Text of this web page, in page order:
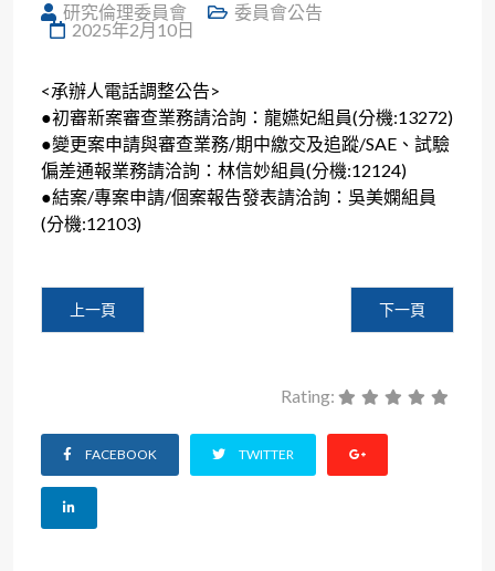
研究倫理委員會
委員會公告
2025年2月10日
<承辦人電話調整公告>
●初審新案審查業務請洽詢：龍嬿妃組員(分機:13272)
●變更案申請與審查業務/期中繳交及追蹤/SAE、試驗
偏差通報業務請洽詢：林信妙組員(分機:12124)
●結案/專案申請/個案報告發表請洽詢：吳美嫻組員
(分機:12103)
上一篇文章: 原住民族委員會會銜衛生福利部重新更正發布
上一頁 下一篇文章: 公
下一頁
Rating:
FACEBOOK TWITTER